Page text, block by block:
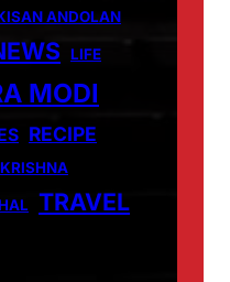
ANDOLAN
LIFE
MODI
RECIPE
TRAVEL